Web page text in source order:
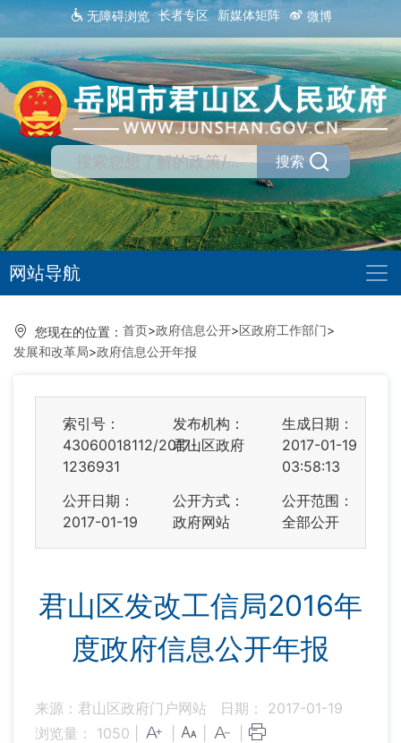
无障碍浏览 长者专区 新媒体矩阵 微博
搜索
网站导航
您现在的位置： 首页>政府信息公开>区政府工作部门>
发展和改革局>政府信息公开年报
索引号：
43060018112/2017-
1236931
发布机构：
君山区政府
生成日期：
2017-01-19
03:58:13
公开日期：
2017-01-19
公开方式：
政府网站
公开范围：
全部公开
君山区发改工信局2016年
度政府信息公开年报
来源：君山区政府门户网站
日期： 2017-01-19
浏览量： 1050